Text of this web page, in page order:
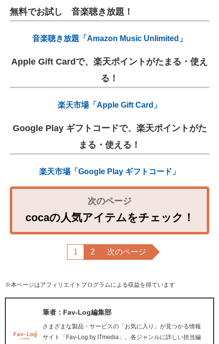
無料でお試し 音楽聴き放題！
音楽聴き放題「Amazon Music Unlimited」
Apple Gift Cardで、楽天ポイントがたまる・使え
る！
楽天市場「Apple Gift Card」
Google Play ギフトコードで、楽天ポイントがた
まる・使える！
楽天市場「Google Play ギフトコード」
cocaの人気アイテムをチェック！
1 2 次のページ
※本ページはアフィリエイトプログラムによる収益を得ています
筆者：Fav-Log編集部
さまざまな製品・サービスの「お気に入り」が見つかる情報
サイト「Fav-Log by ITmedia」。各ジャンルに詳しい担当編